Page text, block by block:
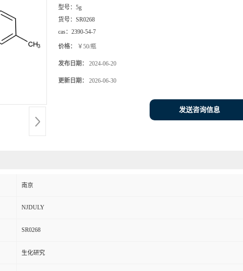
型号： 5g
货号： SR0268
cas： 2390-54-7
价格： ￥50/瓶
发布日期： 2024-06-20
更新日期： 2026-06-30
发送咨询信息
南京
NJDULY
SR0268
生化研究